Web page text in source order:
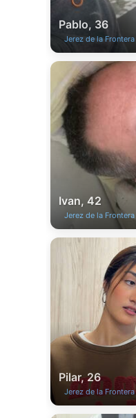
Pablo, 36
Jerez de la Frontera
Ivan, 42
Jerez de la Frontera
Pilar, 26
Jerez de la Frontera